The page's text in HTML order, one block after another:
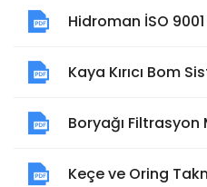
Hidroman İSO
Kaya Kırıcı Bom
Boryağı Filtrasyon
Keçe ve Oring